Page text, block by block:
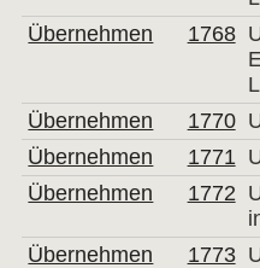
Übernehmen
1768
Übernehmen
1770
Übernehmen
1771
Übernehmen
1772
Übernehmen
1773